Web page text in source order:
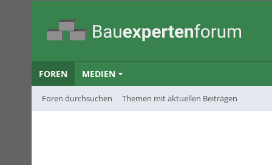
FOREN
Foren durchsuchen Themen mit aktuellen Beiträgen
MEDIEN